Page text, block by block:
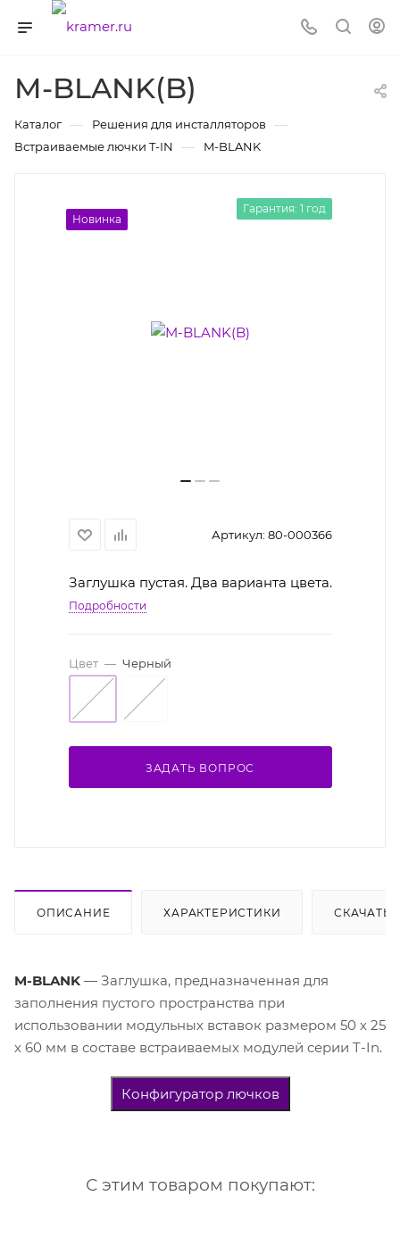
M-BLANK(B)
Каталог — Решения для инсталляторов —
Встраиваемые лючки T-IN — M-BLANK
Новинка
Гарантия: 1 год
Артикул: 80-000366
Заглушка пустая. Два варианта цвета.
Подробности
Цвет — Черный
ЗАДАТЬ ВОПРОС
ОПИСАНИЕ ХАРАКТЕРИСТИКИ СКАЧАТЬ
M-BLANK — Заглушка, предназначенная для
заполнения пустого пространства при
использовании модульных вставок размером 50 х 25
х 60 мм в составе встраиваемых модулей cерии T-In.
Конфигуратор лючков
С этим товаром покупают: